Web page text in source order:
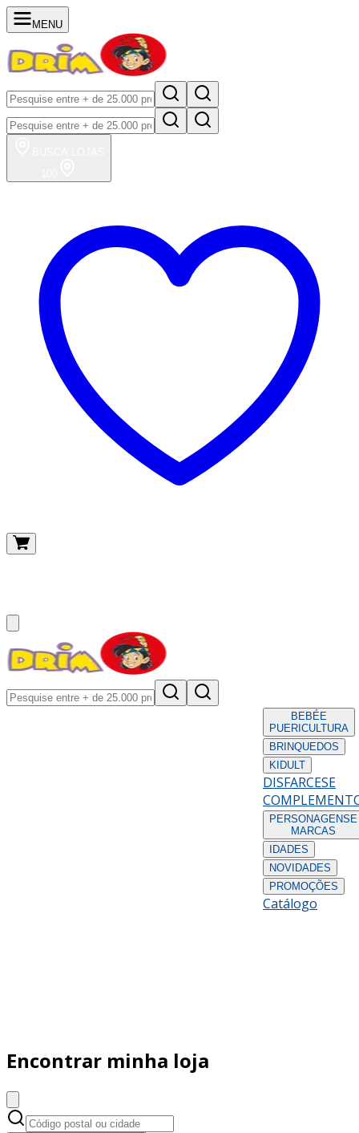
MENU
BEBÉE
PUERICULTURA
BRINQUEDOS
KIDULT
DISFARCESE
PERSONAGENS E
MARCAS
IDADES
NOVIDADES
PROMOÇÕES
Catálogo
Encontrar minha loja